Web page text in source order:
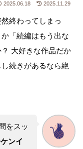
2025.06.18 2025.11.29
終わってしまっ
「続編はもう出な
大好きな作品だか
続きがあるなら絶
をスッ
ンイ